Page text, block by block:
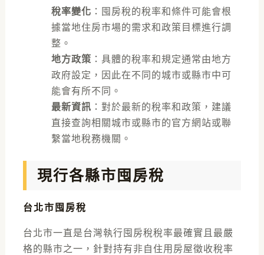
稅率變化 ：囤房稅的稅率和條件可能會根
據當地住房市場的需求和政策目標進行調
整。
地方政策 ：具體的稅率和規定通常由地方
政府設定，因此在不同的城市或縣市中可
能會有所不同。
最新資訊 ：對於最新的稅率和政策，建議
直接查詢相關城市或縣市的官方網站或聯
繫當地稅務機關。
現行各縣市囤房稅
台北市囤房稅
台北市一直是台灣執行囤房稅稅率最確實且最嚴
格的縣市之一，針對持有非自住用房屋徵收稅率